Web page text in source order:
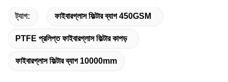
ট্যাগ: ফাইবারগ্লাস ফিল্টার ব্যাগ 450GSM
PTFE প্রলিপ্ত ফাইবারগ্লাস ফিল্টার কাপড়
ফাইবারগ্লাস ফিল্টার ব্যাগ 10000mm